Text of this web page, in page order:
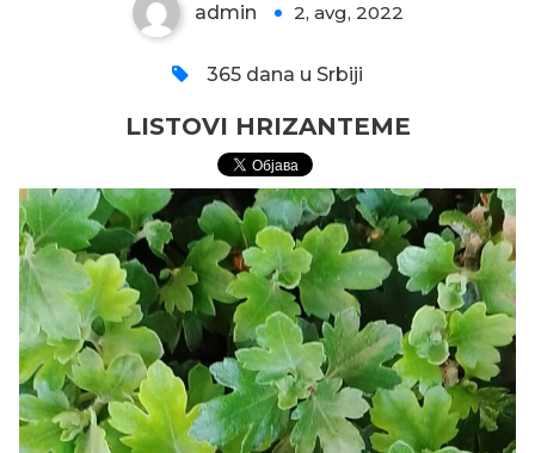
admin 2, avg, 2022
365 dana u Srbiji
LISTOVI HRIZANTEME